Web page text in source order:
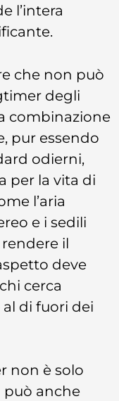
l’intera
che non può
degli
combinazione
pur essendo
odierni,
per la vita di
l’aria
e i sedili
il
deve
cerca
al di fuori dei
non è solo
può anche